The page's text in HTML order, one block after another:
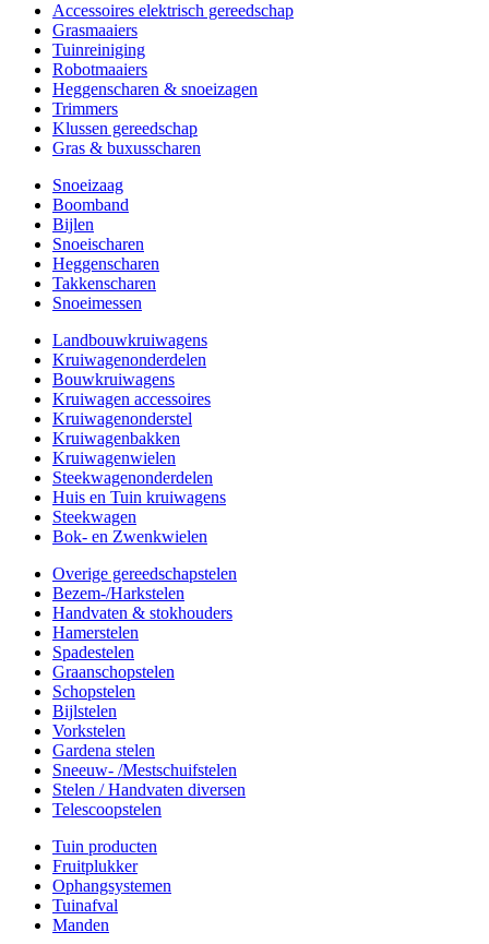
Accessoires elektrisch gereedschap
Grasmaaiers
Tuinreiniging
Robotmaaiers
Heggenscharen & snoeizagen
Trimmers
Klussen gereedschap
Gras & buxusscharen
Snoeizaag
Boomband
Bijlen
Snoeischaren
Heggenscharen
Takkenscharen
Snoeimessen
Landbouwkruiwagens
Kruiwagenonderdelen
Bouwkruiwagens
Kruiwagen accessoires
Kruiwagenonderstel
Kruiwagenbakken
Kruiwagenwielen
Steekwagenonderdelen
Huis en Tuin kruiwagens
Steekwagen
Bok- en Zwenkwielen
Overige gereedschapstelen
Bezem-/Harkstelen
Handvaten & stokhouders
Hamerstelen
Spadestelen
Graanschopstelen
Schopstelen
Bijlstelen
Vorkstelen
Gardena stelen
Sneeuw- /Mestschuifstelen
Stelen / Handvaten diversen
Telescoopstelen
Tuin producten
Fruitplukker
Ophangsystemen
Tuinafval
Manden